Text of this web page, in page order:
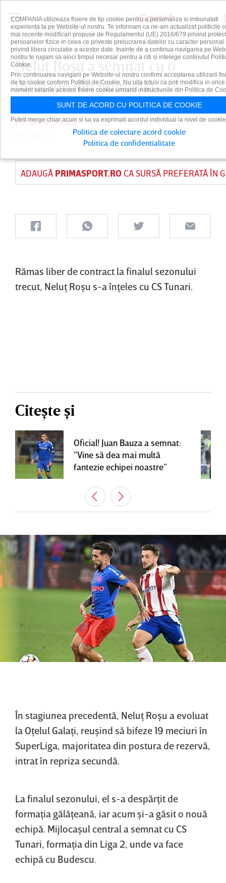
Neluţ Roşu a semnat cu o
formaţie din România
FOTBAL ROMANIA PUBLICAT DETUDOR MOISAPE 13
ADAUGĂ PRIMASPORT.ROCA SURSĂ PREFERATĂ ÎN
Rămas liber de contract la finalul sezonului
trecut, Neluţ Roşu s-a înţeles cu CS Tunari.
Citește și
Oficial! Juan Bauza a semnat:
”Vine să dea mai multă
fantezie echipei noastre”
În stagiunea precedentă, Neluţ Roşu a evoluat
la Oţelul Galaţi, reuşind să bifeze 19 meciuri în
SuperLiga, majoritatea din postura de rezervă,
intrat în repriza secundă.
La finalul sezonului, el s-a despărţit de
formaţia gălăţeană, iar acum şi-a găsit o nouă
echipă. Mijlocaşul central a semnat cu CS
Tunari, formaţia din Liga 2, unde va face
echipă cu Budescu.
COMPANIA utilizeaza fisiere de tip cookie pentru a personaliza si imbunatati
experienta ta pe Website-ul nostru. Te informam ca ne-am actualizat politicile
mai recente modificari propuse de Regulamentul (UE) 2016/679 privind
persoanelor fizice in ceea ce priveste prelucrarea datelor cu caracter personal
privind libera circulatie a acestor date. Inainte de a continua navigarea pe
nostru te rugam sa aloci timpul necesar pentru a citi si intelege continutul
Cookie.
Prin continuarea navigarii pe Website-ul nostru confirmi acceptarea utilizarii
de tip cookie conform Politicii de Cookie. Nu uita totusi ca poti modifica in orice
moment setarile acestor fisiere cookie urmand instructiunile din Politica de
SUNT DE ACORD CU POLITICA DE COOKIE
Puteti merge chiar acum si sa va exprimati acordul individual la nivel de
Politica de colectare acord cookie
Politica de confidentialitate